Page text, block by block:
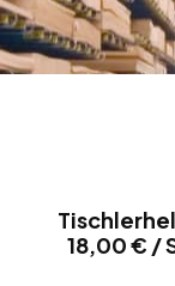
18,00 € /